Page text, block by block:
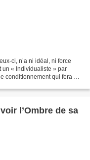
ci, n’a ni idéal, ni force
un « Individualiste » par
conditionnement qui fera de
l’Ombre de sa